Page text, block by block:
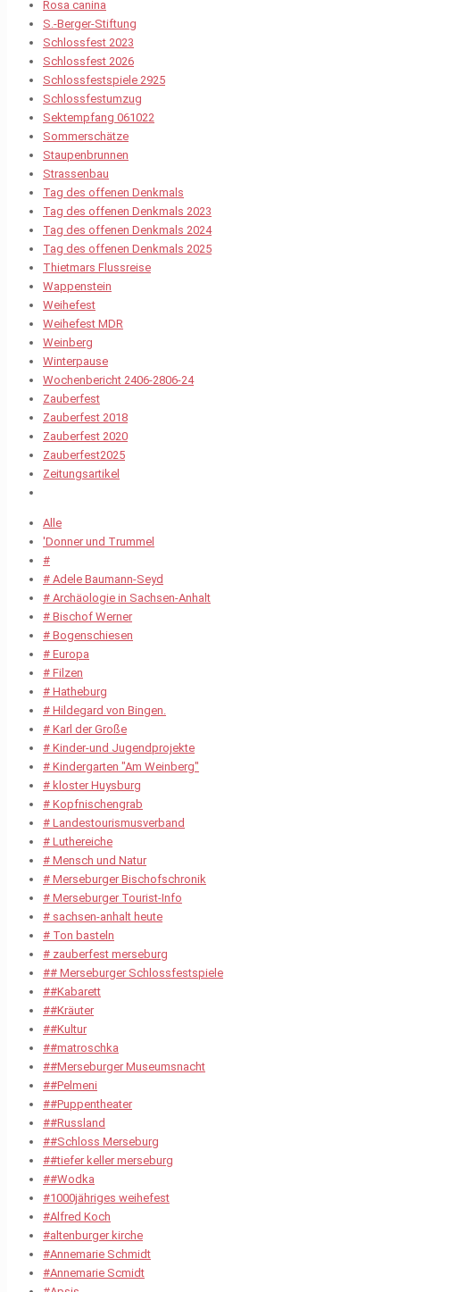
Rosa canina
S.-Berger-Stiftung
Schlossfest 2023
Schlossfest 2026
Schlossfestspiele 2925
Schlossfestumzug
Sektempfang 061022
Sommerschätze
Staupenbrunnen
Strassenbau
Tag des offenen Denkmals
Tag des offenen Denkmals 2023
Tag des offenen Denkmals 2024
Tag des offenen Denkmals 2025
Thietmars Flussreise
Wappenstein
Weihefest
Weihefest MDR
Weinberg
Winterpause
Wochenbericht 2406-2806-24
Zauberfest
Zauberfest 2018
Zauberfest 2020
Zauberfest2025
Zeitungsartikel
Alle
'Donner und Trummel
#
# Adele Baumann-Seyd
# Archäologie in Sachsen-Anhalt
# Bischof Werner
# Bogenschiesen
# Europa
# Filzen
# Hatheburg
# Hildegard von Bingen.
# Karl der Große
# Kinder-und Jugendprojekte
# Kindergarten "Am Weinberg"
# kloster Huysburg
# Kopfnischengrab
# Landestourismusverband
# Luthereiche
# Mensch und Natur
# Merseburger Bischofschronik
# Merseburger Tourist-Info
# sachsen-anhalt heute
# Ton basteln
# zauberfest merseburg
## Merseburger Schlossfestspiele
##Kabarett
##Kräuter
##Kultur
##matroschka
##Merseburger Museumsnacht
##Pelmeni
##Puppentheater
##Russland
##Schloss Merseburg
##tiefer keller merseburg
##Wodka
#1000jähriges weihefest
#Alfred Koch
#altenburger kirche
#Annemarie Schmidt
#Annemarie Scmidt